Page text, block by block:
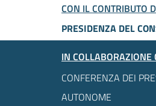
CON IL CONTRIBUTO
PRESIDENZA DEL
IN COLLABORAZIONE
CONFERENZA DEI
AUTONOME